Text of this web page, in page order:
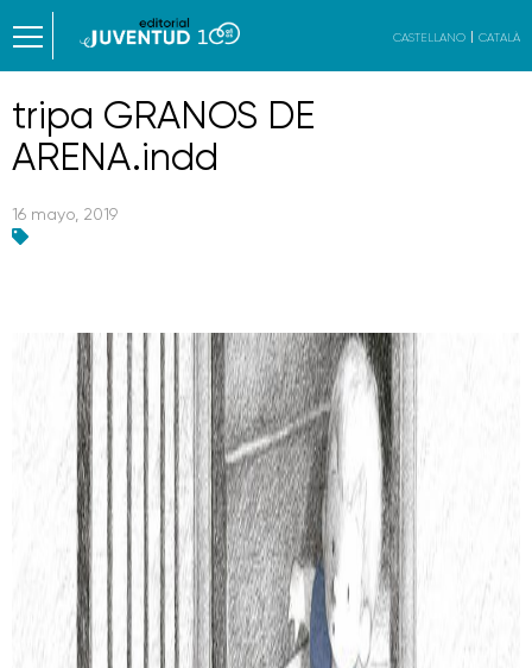
CASTELLANO CATALÀ
tripa GRANOS DE
ARENA.indd
16 mayo, 2019